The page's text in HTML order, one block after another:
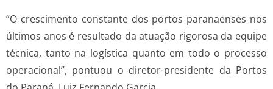
“O crescimento constante dos portos paranaenses nos
últimos anos é resultado da atuação rigorosa da equipe
técnica, tanto na logística quanto em todo o processo
operacional”, pontuou o diretor-presidente da Portos